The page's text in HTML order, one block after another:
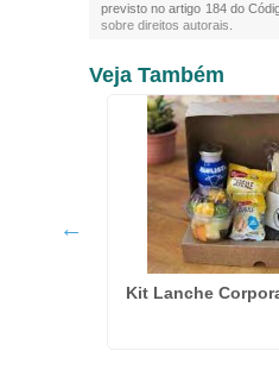
previsto no artigo 184 do
sobre direitos autorais
Veja Também
Kit Lanche